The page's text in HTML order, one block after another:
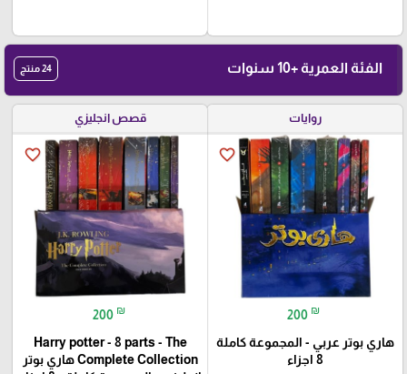
الفئة العمرية +10 سنوات 24 منتج
روايات
favorite_border
200 ₪
هاري بوتر عربي - المجموعة كاملة
8 اجزاء
قصص انجليزي
favorite_border
200 ₪
Harry potter - 8 parts - The
Complete Collection هاري بوتر